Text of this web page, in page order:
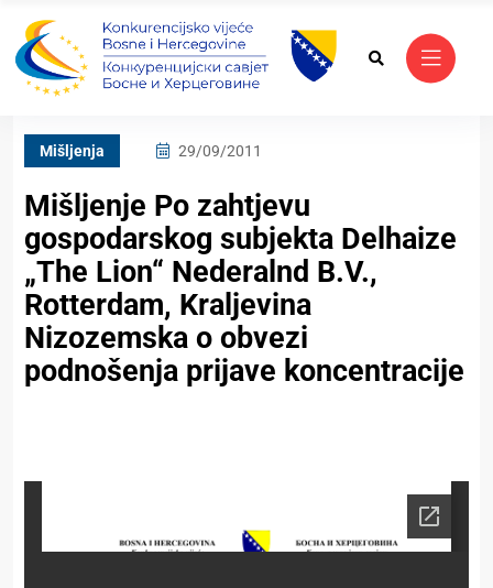
Mišljenja 29/09/2011
Mišljenje Po zahtjevu
gospodarskog subjekta Delhaize
„The Lion“ Nederalnd B.V.,
Rotterdam, Kraljevina
Nizozemska o obvezi
podnošenja prijave koncentracije